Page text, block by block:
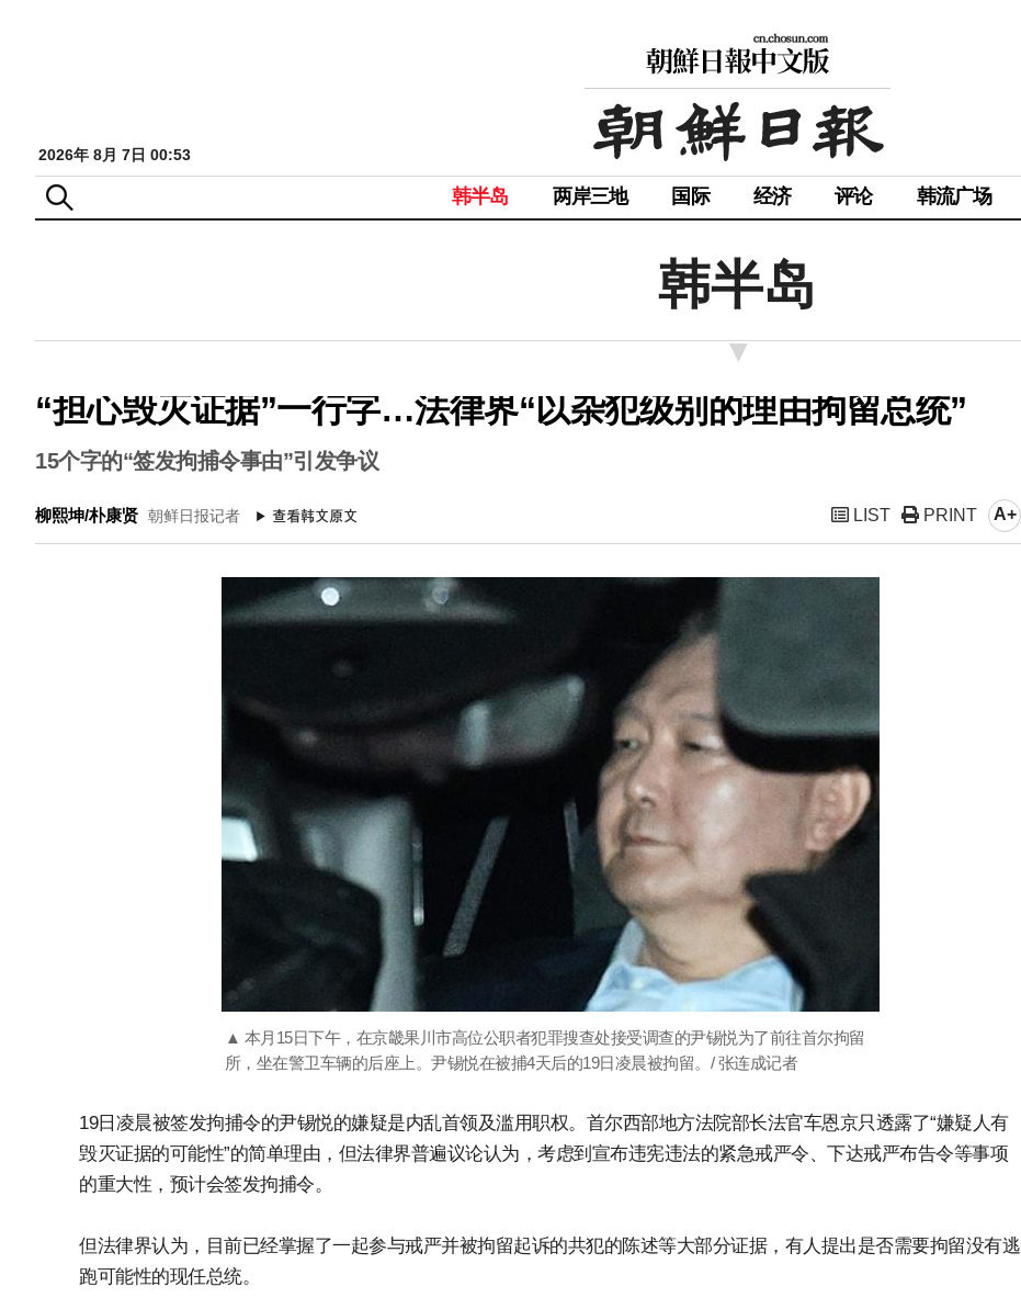
2026年 8月 7日 00:53
韩半岛 两岸三地 国际 经济 评论 韩流广场
韩半岛
“担心毁灭证据”一行字…法律界“以杂犯级别的理由拘留总统”
15个字的“签发拘捕令事由”引发争议
柳熙坤/朴康贤 朝鲜日报记者 LIST PRINT A+
▲ 本月15日下午，在京畿果川市高位公职者犯罪搜查处接受调查的尹锡悦为了前往首尔拘留
所，坐在警卫车辆的后座上。尹锡悦在被捕4天后的19日凌晨被拘留。/ 张连成记者
19日凌晨被签发拘捕令的尹锡悦的嫌疑是内乱首领及滥用职权。首尔西部地方法院部长法官车恩京只透露了“嫌疑人有
毁灭证据的可能性”的简单理由，但法律界普遍议论认为，考虑到宣布违宪违法的紧急戒严令、下达戒严布告令等事项
的重大性，预计会签发拘捕令。
但法律界认为，目前已经掌握了一起参与戒严并被拘留起诉的共犯的陈述等大部分证据，有人提出是否需要拘留没有逃
跑可能性的现任总统。